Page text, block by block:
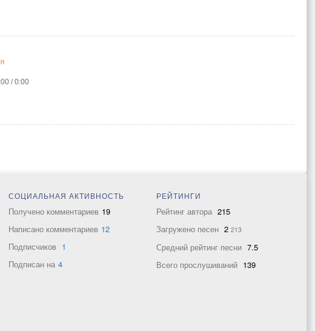
/ 0:00
СОЦИАЛЬНАЯ АКТИВНОСТЬ
Получено комментариев 19
Написано комментариев 12
Подписчиков 1
Подписан на 4
РЕЙТИНГИ
Рейтинг автора 215
Загружено песен 2 213
Средний рейтинг песни 7.5
Всего прослушиваний 139